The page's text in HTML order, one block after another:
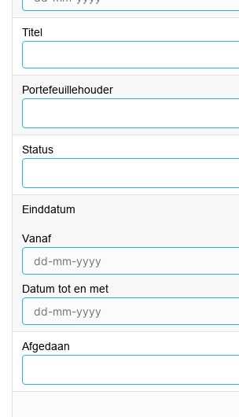
Titel
Portefeuillehouder
Status
Einddatum
vanaf
Datum tot en met
Afgedaan